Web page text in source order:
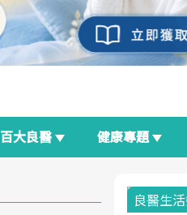
百大良醫 健康專題
良醫生活祭